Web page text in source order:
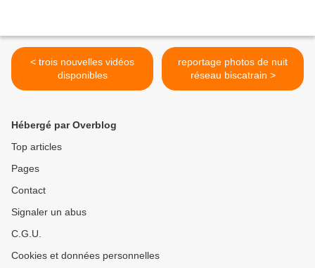
< trois nouvelles vidéos
disponibles
reportage photos de nuit
réseau biscatrain >
Hébergé par Overblog
Top articles
Pages
Contact
Signaler un abus
C.G.U.
Cookies et données personnelles